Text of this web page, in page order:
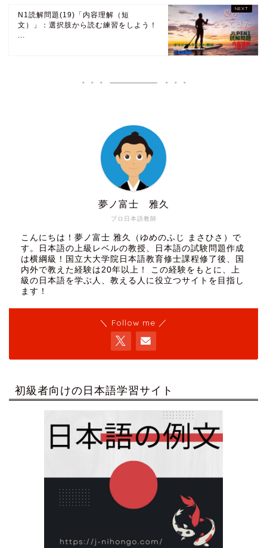
N1読解問題(19)「内容理解（短
文）」：選択肢から読む練習をしよう！
...
プロ日本語教師
夢ノ富士 雅久
こんにちは！夢ノ富士 雅久（ゆめのふじ まさひさ）で
す。日本語の上級レベルの教授、日本語の試験問題作成
は横綱級！国立大大学院日本語教育修士課程修了後、国
内外で教えた経験は20年以上！ この経験をもとに、上
級の日本語を学ぶ人、教える人に役立つサイトを目指し
ます！
＼ Follow me ／
初級者向けの日本語学習サイト